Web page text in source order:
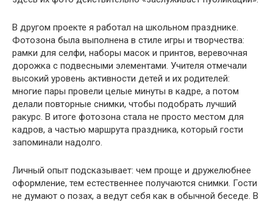
В другом проекте я работал на школьном празднике.
Фотозона была выполнена в стиле игры и творчества:
рамки для селфи, наборы масок и принтов, веревочная
дорожка с подвесными элементами. Учителя отмечали
высокий уровень активности детей и их родителей:
многие пары провели целые минуты в кадре, а потом
делали повторные снимки, чтобы подобрать лучший
ракурс. В итоге фотозона стала не просто местом для
кадров, а частью маршрута праздника, который гости
запоминали надолго.
Личный опыт подсказывает: чем проще и дружелюбнее
оформление, тем естественнее получаются снимки. Гости
не думают о позах, а ведут себя как в обычной беседе. В